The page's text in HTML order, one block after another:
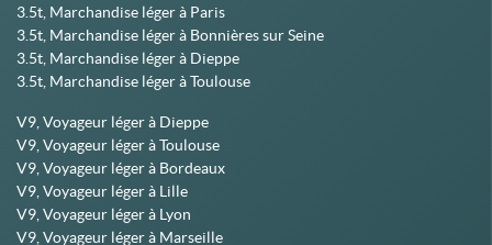
3.5t, Marchandise léger à Paris
3.5t, Marchandise léger à Bonnières sur Seine
3.5t, Marchandise léger à Dieppe
3.5t, Marchandise léger à Toulouse
V9, Voyageur léger à Dieppe
V9, Voyageur léger à Toulouse
V9, Voyageur léger à Bordeaux
V9, Voyageur léger à Lille
V9, Voyageur léger à Lyon
V9, Voyageur léger à Marseille